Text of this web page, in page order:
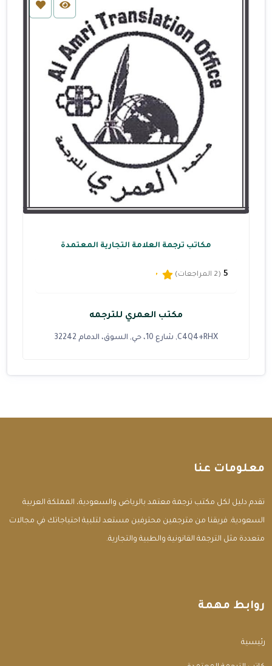
مكاتب ترجمة العلامة التجارية المعتمدة
5 (2 المراجعات)
مكتب العمري للترجمه
C4Q4+RHX, شارع 10، حي, السوق، الدمام 32242
معلومات عنا
تقدم دليل لكل مكتب ترجمة معتمد بالرياض والسعودية، المملكة العربية
السعودية. فريقنا من مترجمين محترفين مستعد لتلبية احتياجاتك في مجالات
متعددة مثل الترجمة القانونية والطبية والتجارية.
روابط مهمة
الرئيسية